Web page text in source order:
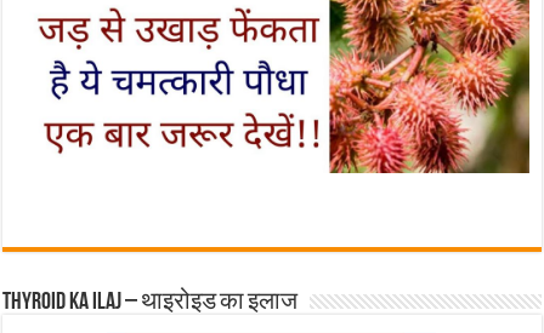
Thyroid ka ilaj – थाइरोइड का इलाज